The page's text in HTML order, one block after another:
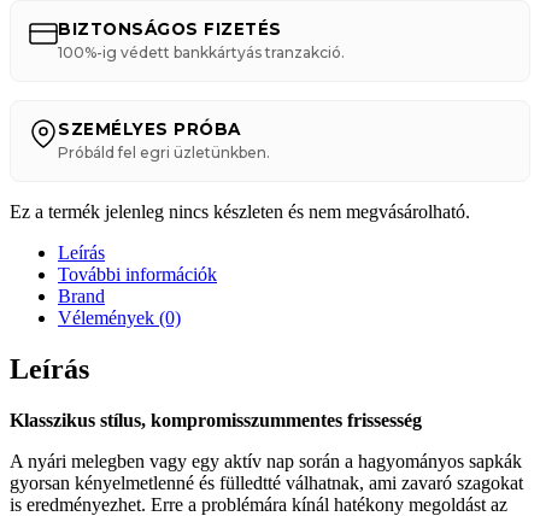
BIZTONSÁGOS FIZETÉS
100%-ig védett bankkártyás tranzakció.
SZEMÉLYES PRÓBA
Próbáld fel egri üzletünkben.
Ez a termék jelenleg nincs készleten és nem megvásárolható.
Leírás
További információk
Brand
Vélemények (0)
Leírás
Klasszikus stílus, kompromisszummentes frissesség
A nyári melegben vagy egy aktív nap során a hagyományos sapkák
gyorsan kényelmetlenné és fülledtté válhatnak, ami zavaró szagokat
is eredményezhet. Erre a problémára kínál hatékony megoldást az